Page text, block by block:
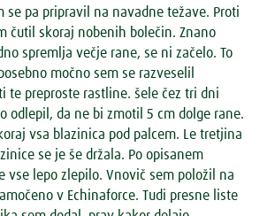
se pa pripravil na navadne težave. Proti
čutil skoraj nobenih bolečin. Znano
spremlja večje rane, se ni začelo. To
močno sem se razveselil
te preproste rastline. šele čez tri dni
odlepil, da ne bi zmotil 5 cm dolge rane.
vsa blazinica pod palcem. Le tretjina
se je še držala. Po opisanem
vse lepo zlepilo. Vnovič sem položil na
v Echinaforce. Tudi presne liste